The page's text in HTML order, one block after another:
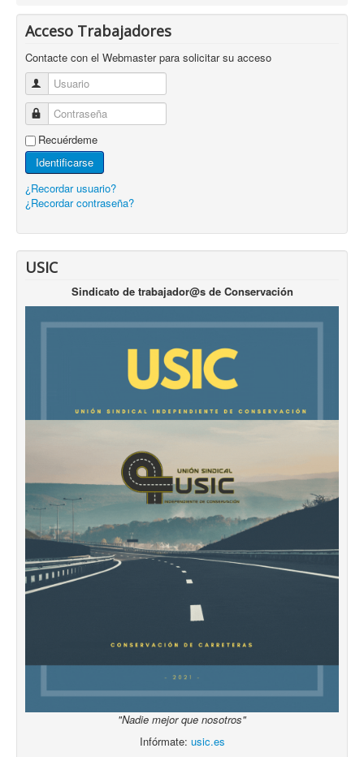
Acceso Trabajadores
Contacte con el Webmaster para solicitar su acceso
Usuario
Contraseña
Recuérdeme
Identificarse
¿Recordar usuario?
¿Recordar contraseña?
USIC
Sindicato de trabajador@s de Conservación
"Nadie mejor que nosotros"
Infórmate: usic.es